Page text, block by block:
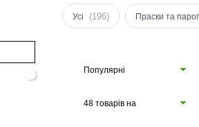
Усі (196) Праски та
Популярні
48 товарів на